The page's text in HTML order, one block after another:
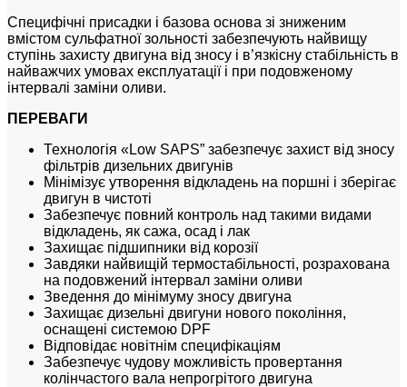
Специфічні присадки і базова основа зі зниженим
вмістом сульфатної зольності забезпечують найвищу
ступінь захисту двигуна від зносу і в’язкісну стабільність в
найважчих умовах експлуатації і при подовженому
інтервалі заміни оливи.
ПЕРЕВАГИ
Технологія «Low SAPS” забезпечує захист від зносу
фільтрів дизельних двигунів
Мінімізує утворення відкладень на поршні і зберігає
двигун в чистоті
Забезпечує повний контроль над такими видами
відкладень, як сажа, осад і лак
Захищає підшипники від корозії
Завдяки найвищій термостабільності, розрахована
на подовжений інтервал заміни оливи
Зведення до мінімуму зносу двигуна
Захищає дизельні двигуни нового покоління,
оснащені системою DPF
Відповідає новітнім специфікаціям
Забезпечує чудову можливість провертання
колінчастого вала непрогрітого двигуна